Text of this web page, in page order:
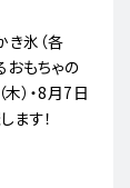
き氷（各
おもちゃの
）・8月7日
ます！